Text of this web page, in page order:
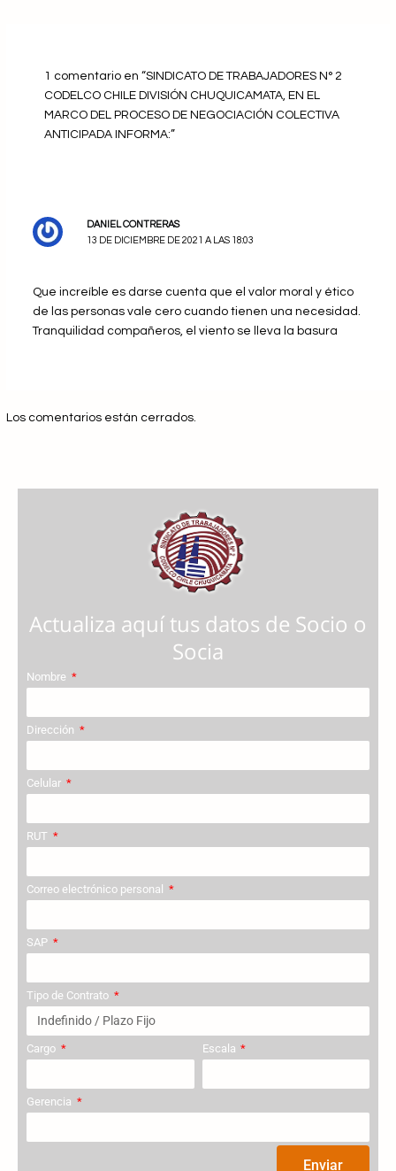
1 comentario en “SINDICATO DE TRABAJADORES N° 2
CODELCO CHILE DIVISIÓN CHUQUICAMATA, EN EL
MARCO DEL PROCESO DE NEGOCIACIÓN COLECTIVA
ANTICIPADA INFORMA:”
DANIEL CONTRERAS
13 DE DICIEMBRE DE 2021 A LAS 18:03
Que increíble es darse cuenta que el valor moral y ético
de las personas vale cero cuando tienen una necesidad.
Tranquilidad compañeros, el viento se lleva la basura
Los comentarios están cerrados.
Actualiza aquí tus datos de Socio o
Socia
Nombre
Dirección
Celular
RUT
Correo electrónico personal
SAP
Tipo de Contrato
Cargo Escala
Gerencia
Enviar